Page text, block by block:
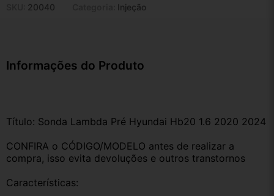
20040 Injeção
Informações do Produto
Título: Sonda Lambda Pré Hyundai Hb20 1.6 2020 2024
CONFIRA o CÓDIGO/MODELO antes de realizar a
compra, isso evita devoluções e outros transtornos
Características: